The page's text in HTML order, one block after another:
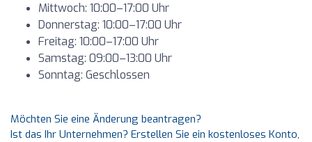
Mittwoch: 10:00–17:00 Uhr
Donnerstag: 10:00–17:00 Uhr
Freitag: 10:00–17:00 Uhr
Samstag: 09:00–13:00 Uhr
Sonntag: Geschlossen
Möchten Sie eine Änderung beantragen?
Ist das Ihr Unternehmen? Erstellen Sie ein kostenloses Konto,